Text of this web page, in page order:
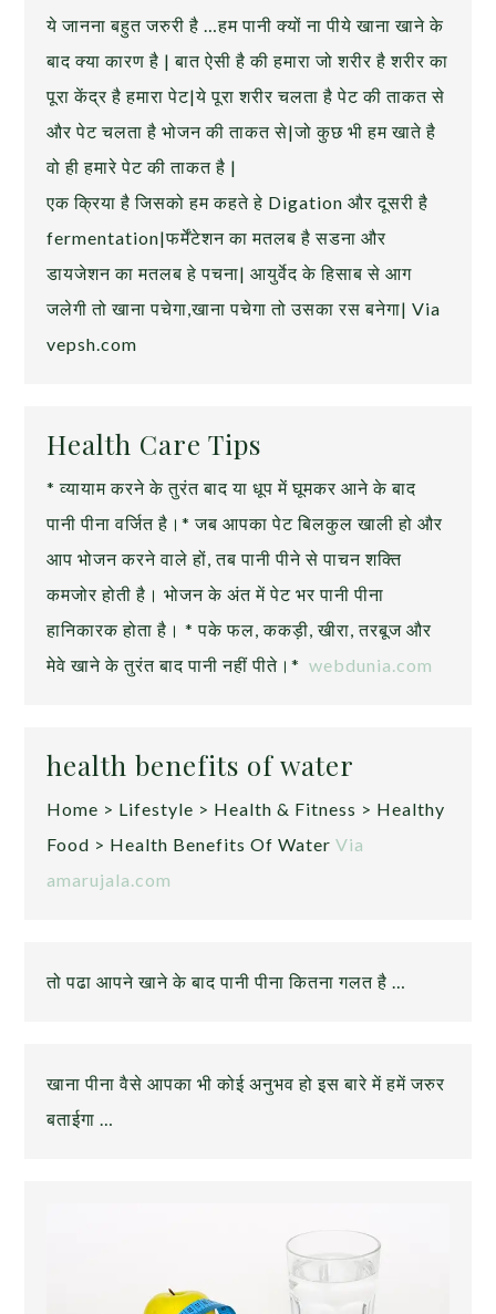
ये जानना बहुत जरुरी है …हम पानी क्यों ना पीये खाना खाने के
बाद क्या कारण है | बात ऐसी है की हमारा जो शरीर है शरीर का
पूरा केंद्र है हमारा पेट|ये पूरा शरीर चलता है पेट की ताकत से
और पेट चलता है भोजन की ताकत से|जो कुछ भी हम खाते है
वो ही हमारे पेट की ताकत है |
एक क्रिया है जिसको हम कहते हे Digation और दूसरी है
fermentation|फर्मेंटेशन का मतलब है सडना और
डायजेशन का मतलब हे पचना| आयुर्वेद के हिसाब से आग
जलेगी तो खाना पचेगा,खाना पचेगा तो उसका रस बनेगा| Via
vepsh.com
Health Care Tips
* व्यायाम करने के तुरंत बाद या धूप में घूमकर आने के बाद
पानी पीना वर्जित है।* जब आपका पेट बिलकुल खाली हो और
आप भोजन करने वाले हों, तब पानी पीने से पाचन शक्ति
कमजोर होती है। भोजन के अंत में पेट भर पानी पीना
हानिकारक होता है। * पके फल, ककड़ी, खीरा, तरबूज और
मेवे खाने के तुरंत बाद पानी नहीं पीते।*webdunia.com
health benefits of water
Home > Lifestyle > Health & Fitness > Healthy
Food > Health Benefits Of WaterVia
amarujala.com
तो पढा आपने खाने के बाद पानी पीना कितना गलत है …
खाना पीना वैसे आपका भी कोई अनुभव हो इस बारे में हमें जरुर
बताईगा …